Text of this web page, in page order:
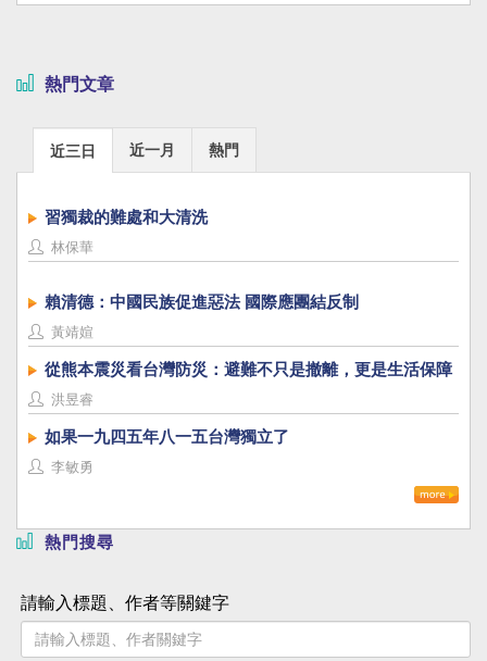
熱門文章
近三日 近一月 熱門
習獨裁的難處和大清洗
林保華
賴清德：中國民族促進惡法 國際應團結反制
黃靖媗
從熊本震災看台灣防災：避難不只是撤離，更是生活保障
洪昱睿
如果一九四五年八一五台灣獨立了
李敏勇
熱門搜尋
請輸入標題、作者等關鍵字